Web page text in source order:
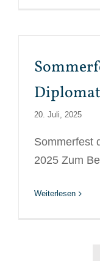
20. Juli, 2025
Sommerfest
2025 Zum
Weiterlesen